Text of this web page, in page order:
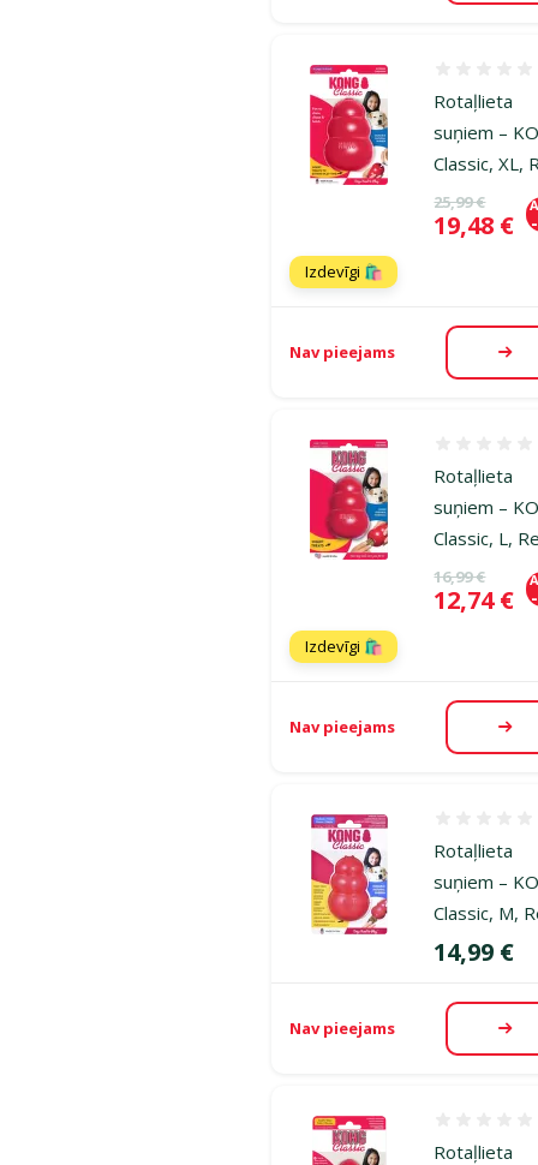
Rotaļlieta
suņiem –
Classic, XL,
Oriģinālā
25,99 €
Cena
19,48 €
Izdevīgi 🛍️
Nav pieejams
Rotaļlieta
suņiem –
Classic, L,
Oriģinālā
16,99 €
Cena
12,74 €
Izdevīgi 🛍️
Nav pieejams
Rotaļlieta
suņiem –
Classic, M,
Cena
14,99 €
Nav pieejams
Rotaļlieta